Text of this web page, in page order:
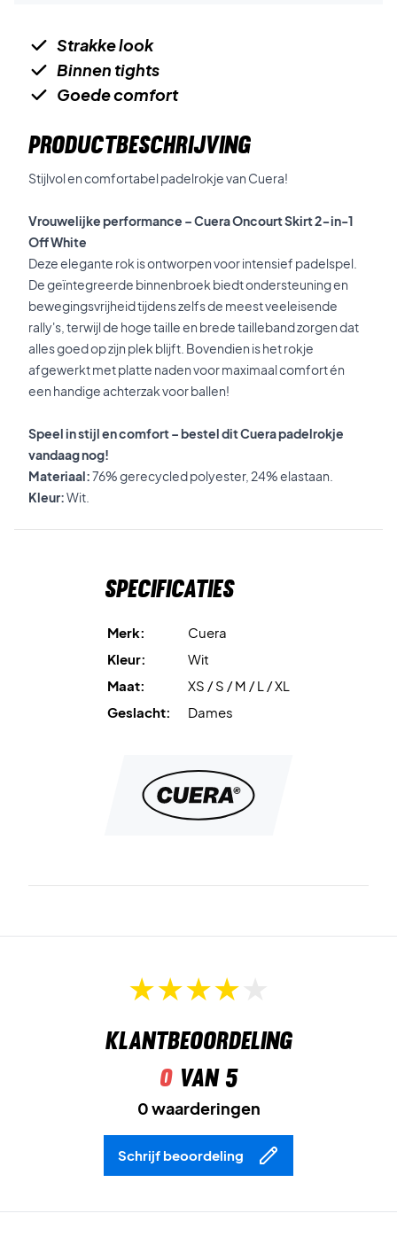
Strakke look
Binnen tights
Goede comfort
PRODUCTBESCHRIJVING
Stijlvol en comfortabel padelrokje van Cuera!
Vrouwelijke performance – Cuera Oncourt Skirt 2-in-1
Off White
Deze elegante rok is ontworpen voor intensief padelspel.
De geïntegreerde binnenbroek biedt ondersteuning en
bewegingsvrijheid tijdens zelfs de meest veeleisende
rally's, terwijl de hoge taille en brede tailleband zorgen dat
alles goed op zijn plek blijft. Bovendien is het rokje
afgewerkt met platte naden voor maximaal comfort én
een handige achterzak voor ballen!
Speel in stijl en comfort – bestel dit Cuera padelrokje
vandaag nog!
Materiaal:76% gerecycled polyester, 24% elastaan.
Kleur:Wit.
Specificaties
Merk:
Cuera
Kleur:
Wit
Maat:
XS / S / M / L / XL
Geslacht:
Dames
Klantbeoordeling
0van 5
0 waarderingen
Schrijf beoordeling